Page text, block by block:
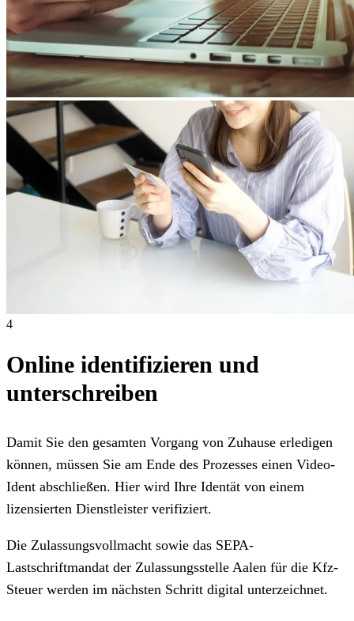
4
Online identifizieren und
unterschreiben
Damit Sie den gesamten Vorgang von Zuhause erledigen
können, müssen Sie am Ende des Prozesses einen Video-
Ident abschließen. Hier wird Ihre Identät von einem
lizensierten Dienstleister verifiziert.
Die Zulassungsvollmacht sowie das SEPA-
Lastschriftmandat der Zulassungsstelle Aalen für die Kfz-
Steuer werden im nächsten Schritt digital unterzeichnet.